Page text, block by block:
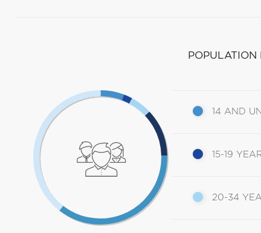
POPULATION
14 AND
15-19
20-34